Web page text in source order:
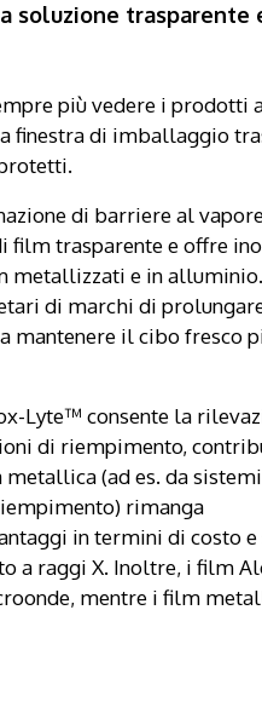
trasparente
più vedere i prodotti
finestra di imballaggio
di barriere al
film trasparente e offre
metallizzati e in
di marchi di
mantenere il cibo fresco
Lyte™ consente la
di riempimento,
(ad es. da
rimanga
in termini di costo e
a raggi X. Inoltre, i film
mentre i film